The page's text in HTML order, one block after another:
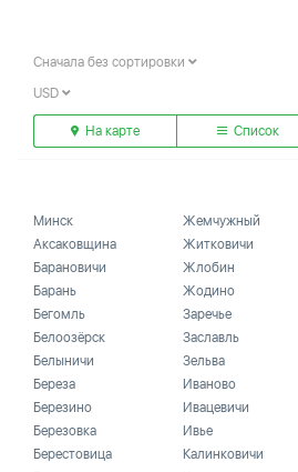
Сначала без сортировки
USD
На карте Список
Минск
Аксаковщина
Барановичи
Барань
Бегомль
Белоозёрск
Белыничи
Береза
Березино
Березовка
Берестовица
Жемчужный
Житковичи
Жлобин
Жодино
Заречье
Заславль
Зельва
Иваново
Ивацевичи
Ивье
Калинковичи